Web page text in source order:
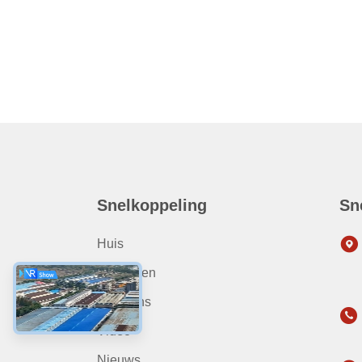
Snelkoppeling
Huis
Producten
Over Ons
Video